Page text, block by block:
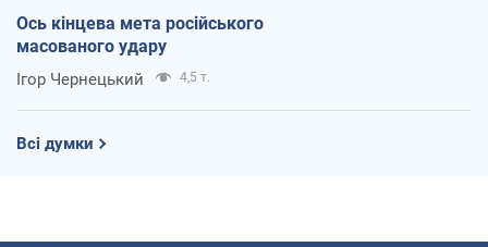
Ось кінцева мета російського
масованого удару
Ігор Чернецький 4,5 т.
Всі думки